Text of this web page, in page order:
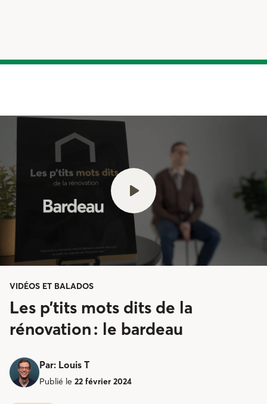
VIDÉOS ET BALADOS
Les p’tits mots dits de la
rénovation : le bardeau
Par: Louis T
Publié le 22 février 2024